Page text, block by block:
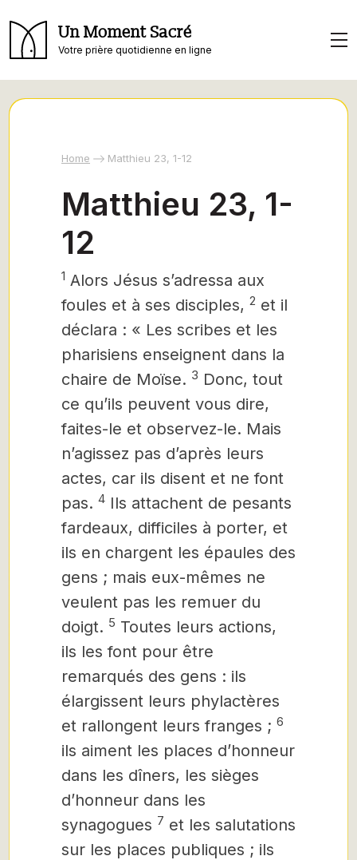
Un Moment Sacré
Votre prière quotidienne en ligne
Home Matthieu 23, 1-12
Matthieu 23, 1-
12
1 Alors Jésus s’adressa aux
foules et à ses disciples, 2 et il
déclara : « Les scribes et les
pharisiens enseignent dans la
chaire de Moïse. 3 Donc, tout
ce qu’ils peuvent vous dire,
faites-le et observez-le. Mais
n’agissez pas d’après leurs
actes, car ils disent et ne font
pas. 4 Ils attachent de pesants
fardeaux, difficiles à porter, et
ils en chargent les épaules des
gens ; mais eux-mêmes ne
veulent pas les remuer du
doigt. 5 Toutes leurs actions,
ils les font pour être
remarqués des gens : ils
élargissent leurs phylactères
et rallongent leurs franges ; 6
ils aiment les places d’honneur
dans les dîners, les sièges
d’honneur dans les
synagogues 7 et les salutations
sur les places publiques ; ils